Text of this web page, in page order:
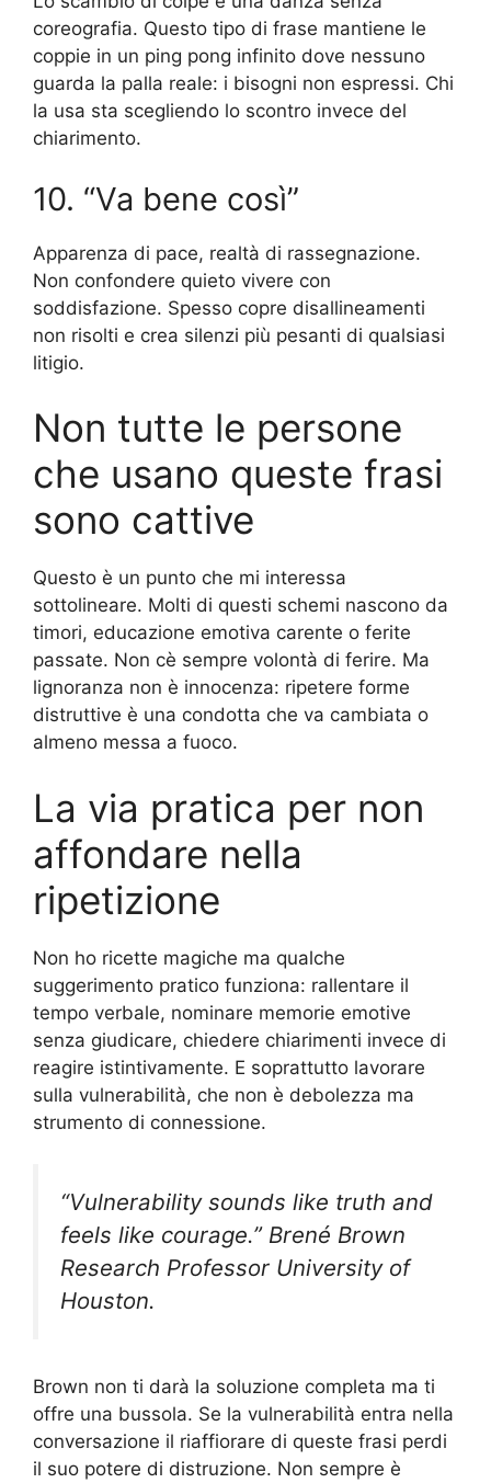
coreografia. Questo tipo di frase mantiene le
coppie in un ping pong infinito dove nessuno
guarda la palla reale: i bisogni non espressi. Chi
la usa sta scegliendo lo scontro invece del
chiarimento.
10. “Va bene così”
Apparenza di pace, realtà di rassegnazione.
Non confondere quieto vivere con
soddisfazione. Spesso copre disallineamenti
non risolti e crea silenzi più pesanti di qualsiasi
litigio.
Non tutte le persone
che usano queste frasi
sono cattive
Questo è un punto che mi interessa
sottolineare. Molti di questi schemi nascono da
timori, educazione emotiva carente o ferite
passate. Non cè sempre volontà di ferire. Ma
lignoranza non è innocenza: ripetere forme
distruttive è una condotta che va cambiata o
almeno messa a fuoco.
La via pratica per non
affondare nella
ripetizione
Non ho ricette magiche ma qualche
suggerimento pratico funziona: rallentare il
tempo verbale, nominare memorie emotive
senza giudicare, chiedere chiarimenti invece di
reagire istintivamente. E soprattutto lavorare
sulla vulnerabilità, che non è debolezza ma
strumento di connessione.
“Vulnerability sounds like truth and
feels like courage.” Brené Brown
Research Professor University of
Houston.
Brown non ti darà la soluzione completa ma ti
offre una bussola. Se la vulnerabilità entra nella
conversazione il riaffiorare di queste frasi perdi
il suo potere di distruzione. Non sempre è